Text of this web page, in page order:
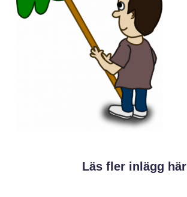
Läs fler inlägg här